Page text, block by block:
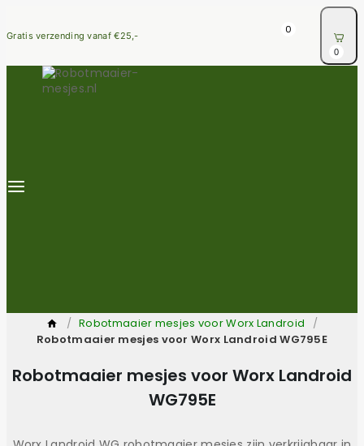
Gratis verzending vanaf €25,- 0
0
/ Robotmaaier mesjes voor Worx Landroid
/
Robotmaaier mesjes voor Worx Landroid WG795E
Robotmaaier mesjes voor Worx Landroid
WG795E